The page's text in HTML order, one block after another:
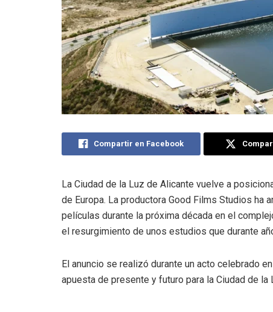
Compartir en Facebook
La Ciudad de la Luz de Alicante vuelve a
de Europa. La productora Good Films Studios ha
películas durante la próxima década en el
el resurgimiento de unos estudios que durante
El anuncio se realizó durante un acto celebrado
apuesta de presente y futuro para la Ciudad de la